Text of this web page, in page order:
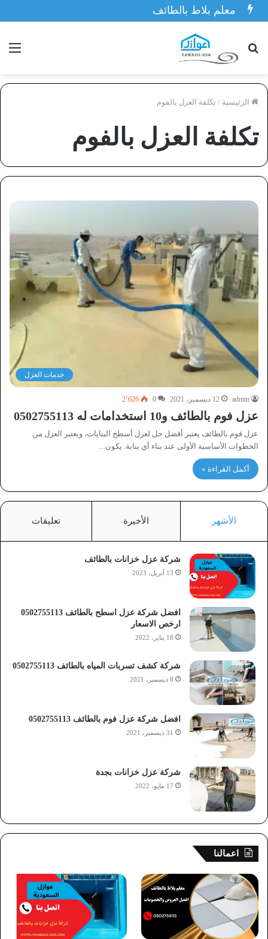
معلم بلاط بالطائف
عن
الرئيسية / تكلفة العزل بالفوم
تكلفة العزل بالفوم
خدمات العزل
admin 12 ديسمبر، 2021 0 2٬626
عزل فوم بالطائف و10 استخدامات له 0502755113
عزل فوم بالطائف يعتبر أفضل حل لعزل أسطح البنايات، ويعتبر العزل من
الخطوات الأساسية الأولى عند بناء أي بناية. يكون…
أكمل القراءة »
الأشهر الأخيرة تعليقات
شركة عزل خزانات بالطائف
13 أبريل، 2023
افضل شركة عزل اسطح بالطائف 0502755113
ارخص الاسعار
18 يناير، 2022
شركة كشف تسربات المياه بالطائف 0502755113
8 ديسمبر، 2021
افضل شركة عزل فوم بالطائف 0502755113
31 ديسمبر، 2021
شركة عزل خزانات بجدة
17 مايو، 2022
اعمالنا